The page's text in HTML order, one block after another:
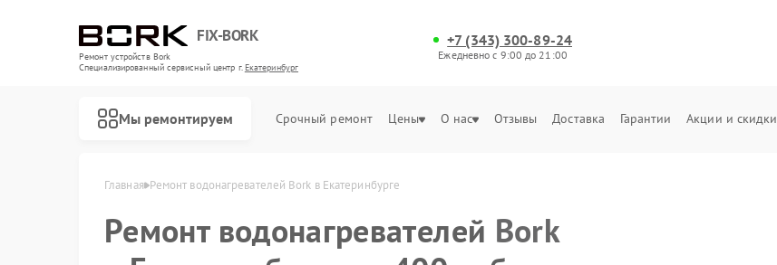
FIX-BORK
Ремонт устройств Bork
Специализированный cервисный центр г.Екатеринбург
+7 (343) 300-89-24
Ежедневно с 9:00 до 21:00
Мы ремонтируем Срочный ремонт Цены О нас Отзывы Доставка Гарантии Акции и скидки
Главная Ремонт водонагревателей Bork в Екатеринбурге
Ремонт водонагревателей Bork